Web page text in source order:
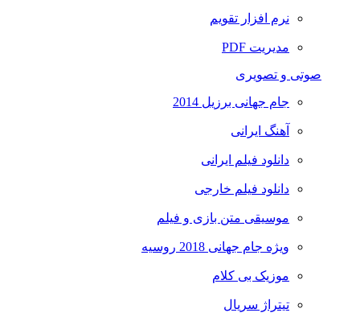
نرم افزار تقویم
مدیریت PDF
صوتی و تصویری
جام جهانی برزیل 2014
آهنگ ایرانی
دانلود فیلم ایرانی
دانلود فیلم خارجی
موسیقی متن بازی و فیلم
ویژه جام جهانی 2018 روسیه
موزیک بی کلام
تیتراژ سریال